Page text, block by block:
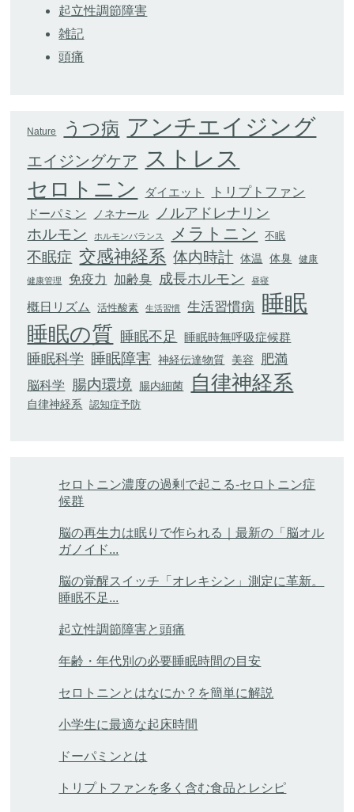
起立性調節障害
雑記
頭痛
Nature うつ病 アンチエイジング
エイジングケア ストレス
セロトニン ダイエット トリプトファン
ドーパミン ノネナール ノルアドレナリン
ホルモン ホルモンバランス メラトニン 不眠
不眠症 交感神経系 体内時計 体温 体臭 健康
健康管理 免疫力 加齢臭 成長ホルモン 昼寝
概日リズム 活性酸素 生活習慣 生活習慣病 睡眠
睡眠の質 睡眠不足 睡眠時無呼吸症候群
睡眠科学 睡眠障害 神経伝達物質 美容 肥満
脳科学 腸内環境 腸内細菌 自律神経系
自律神経系 認知症予防
セロトニン濃度の過剰で起こる-セロトニン症
候群
脳の再生力は眠りで作られる｜最新の「脳オル
ガノイド...
脳の覚醒スイッチ「オレキシン」測定に革新。
睡眠不足...
起立性調節障害と頭痛
年齢・年代別の必要睡眠時間の目安
セロトニンとはなにか？を簡単に解説
小学生に最適な起床時間
ドーパミンとは
トリプトファンを多く含む食品とレシピ